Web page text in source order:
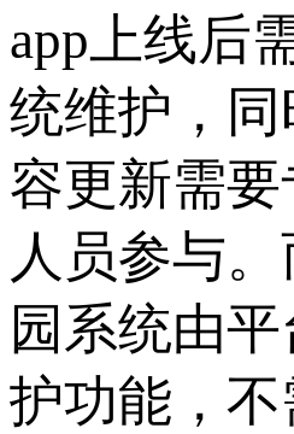
app上线后
统维护，
容更新需
人员参与
园系统由
护功能，